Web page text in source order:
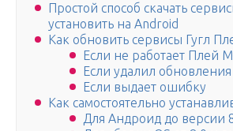
Простой способ скачать
установить на Android
Как обновить сервисы Гугл
Если не работает Плей
Если удалил обновления
Если выдает ошибку
Как самостоятельно
Для Андроид до версии